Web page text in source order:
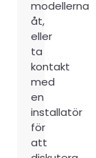
modellerna
åt,
eller
ta
kontakt
med
en
installatör
för
att